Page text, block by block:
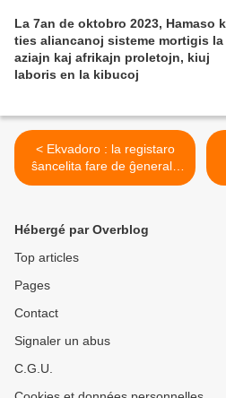
La 7an de oktobro 2023, Hamaso
ties aliancanoj sisteme mortigis la
aziajn kaj afrikajn proletojn, kiuj
laboris en la kibucoj
< Ekvadoro : la registaro
ŝancelita fare de ĝenerala
striko
Hébergé par Overblog
Top articles
Pages
Contact
Signaler un abus
C.G.U.